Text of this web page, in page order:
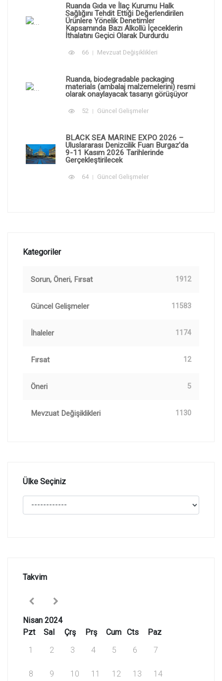
Ruanda Gıda ve İlaç Kurumu Halk
Sağlığını Tehdit Ettiği Değerlendirilen
Ürünlere Yönelik Denetimler
Kapsamında Bazı Alkollü İçeceklerin
İthalatını Geçici Olarak Durdurdu
66 Mevzuat Değişiklikleri
Ruanda, biodegradable packaging
materials (ambalaj malzemelerini) resmi
olarak onaylayacak tasarıyı görüşüyor
52 Güncel Gelişmeler
BLACK SEA MARINE EXPO 2026 –
Uluslararası Denizcilik Fuarı Burgaz'da
9-11 Kasım 2026 Tarihlerinde
Gerçekleştirilecek
64 Güncel Gelişmeler
Kategoriler
Sorun, Öneri, Fırsat 1912
Güncel Gelişmeler 11583
İhaleler 1174
Fırsat 12
Öneri 5
Mevzuat Değişiklikleri 1130
Ülke Seçiniz
Takvim
Nisan 2024
Pzt
Sal Çrş Prş Cum Cts
Paz
1
2 3 4 5 6 7
8 9 10 11 12 13 14